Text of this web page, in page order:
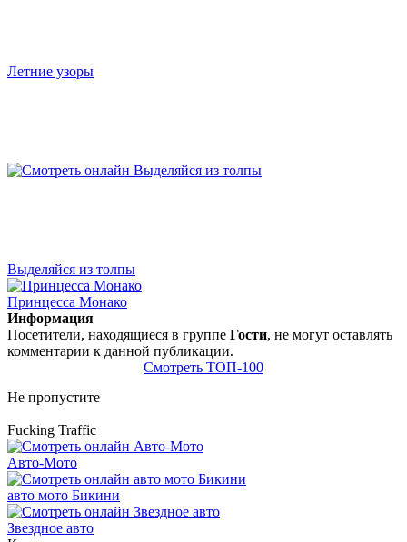
Летние узоры
Выделяйся из толпы
Принцесса Монако
Информация
Посетители, находящиеся в группе Гости, не могут оставлять
комментарии к данной публикации.
Смотреть ТОП-100
Не пропустите
Fucking Traffic
Авто-Мото
авто мото Бикини
Звездное авто